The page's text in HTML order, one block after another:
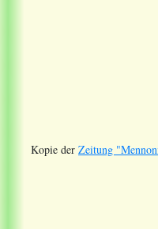
Kopie der Zeitung